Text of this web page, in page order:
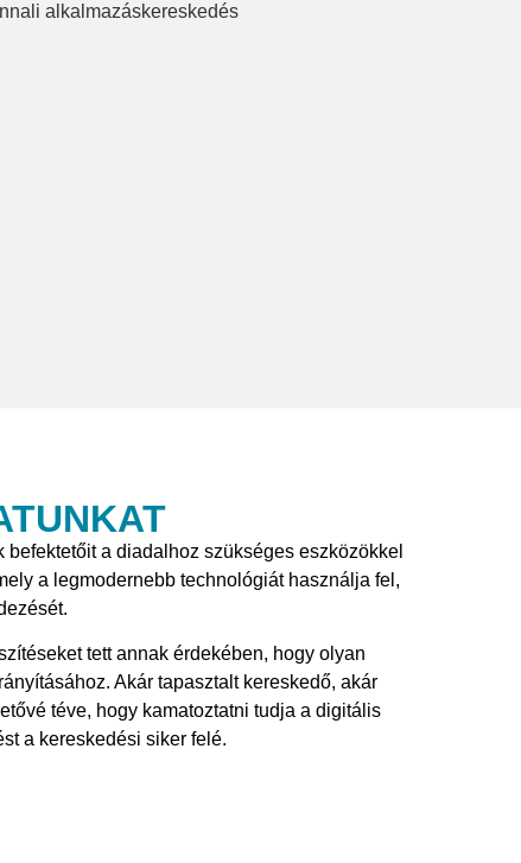
a diadalhoz szükséges eszközökkel
a legmodernebb technológiát használja fel,
tett annak érdekében, hogy olyan
Akár tapasztalt kereskedő, akár
téve, hogy kamatoztatni tudja a digitális
a kereskedési siker felé.